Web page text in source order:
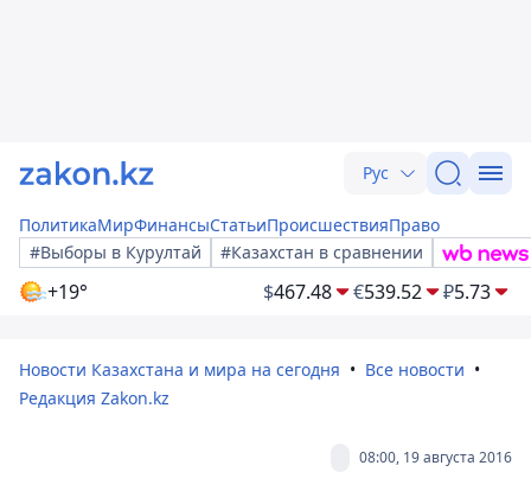
Рус
ПолитикаМирФинансыСтатьиПроисшествияПраво
#Выборы в Курултай
#Казахстан в сравнении
+19° $467.48 €539.52 ₽5.73
Новости Казахстана и мира на сегодня
Все новости
Редакция Zakon.kz
08:00, 19 августа 2016